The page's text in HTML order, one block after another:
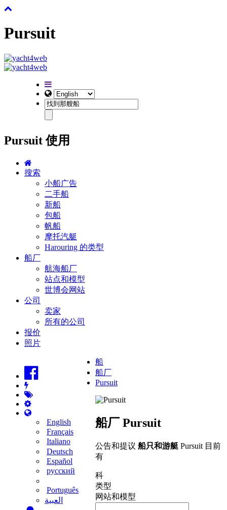
Pursuit
Pursuit 使用
搜索
小船广告
二手船
新船
包船
帆船
摩托汽艇
Harouring 的类型
船厂
航海船厂
站点和模型
世博会网站
公司
卖家
所有的公司
报价
照片
English
Français
Italiano
Deutsch
Español
русский
Português
‫العبية
船
船厂
Pursuit
船厂 Pursuit
公告和提议 船只和游艇 Pursuit 目前
有
科
类型
网站和模型